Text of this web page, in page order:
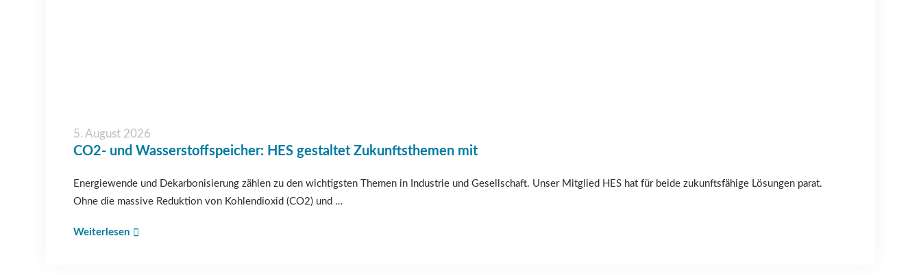
5. August 2026
CO2- und Wasserstoffspeicher: HES gestaltet Zukunftsthemen mit
Energiewende und Dekarbonisierung zählen zu den wichtigsten Themen in Industrie und Gesellschaft. Unser Mitglied HES hat für beide zukunftsfähige Lösungen parat.
Ohne die massive Reduktion von Kohlendioxid (CO2) und …
Weiterlesen